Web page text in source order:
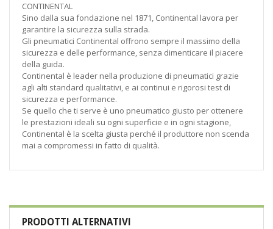
CONTINENTAL
Sino dalla sua fondazione nel 1871, Continental lavora per
garantire la sicurezza sulla strada.
Gli pneumatici Continental offrono sempre il massimo della
sicurezza e delle performance, senza dimenticare il piacere
della guida.
Continental è leader nella produzione di pneumatici grazie
agli alti standard qualitativi, e ai continui e rigorosi test di
sicurezza e performance.
Se quello che ti serve è uno pneumatico giusto per ottenere
le prestazioni ideali su ogni superficie e in ogni stagione,
Continental è la scelta giusta perché il produttore non scenda
mai a compromessi in fatto di qualità.
PRODOTTI ALTERNATIVI